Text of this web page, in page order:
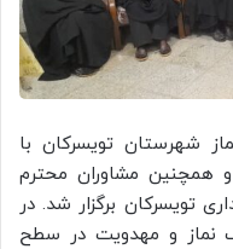
شهرستان تویسرکان با
همچنین مشاوران محترم
تویسرکان برگزار شد. در
نماز و مهدویت در سطح